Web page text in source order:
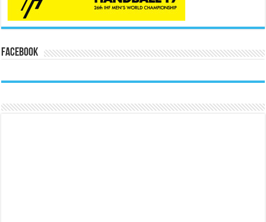
Facebook